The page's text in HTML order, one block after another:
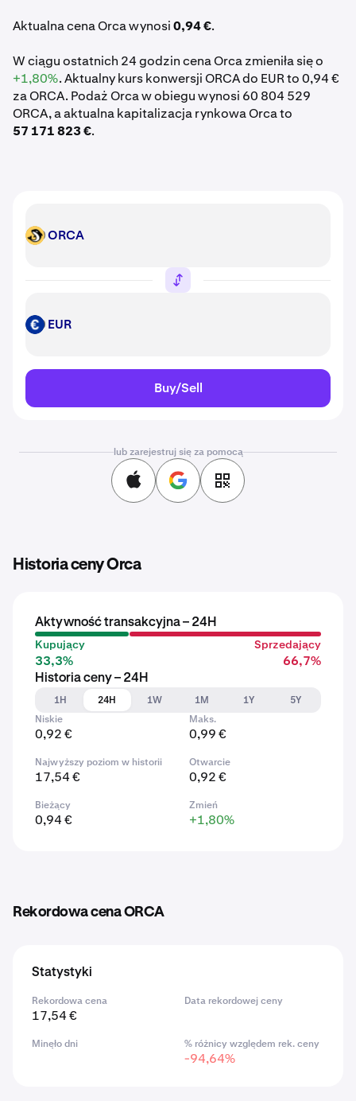
Aktualna cena Orca wynosi0,94 €.
W ciągu ostatnich 24 godzin cena Orca zmieniła się o
+1,80%. Aktualny kurs konwersji ORCA do EUR to 0,94 €
za ORCA. Podaż Orca w obiegu wynosi 60 804 529
ORCA, a aktualna kapitalizacja rynkowa Orca to
57 171 823 €.
ORCA ORCA
EUR EUR
Buy/Sell
lub zarejestruj się za pomocą
Historia ceny Orca
Aktywność transakcyjna – 24H
Kupujący
33,3%
Sprzedający
66,7%
Historia ceny – 24H
1H
24H 1W 1M 1Y
5Y
Niskie
0,92 €
Maks.
0,99 €
Najwyższy poziom w historii
17,54 €
Otwarcie
0,92 €
Bieżący
0,94 €
Zmień
+1,80%
Rekordowa cena ORCA
Statystyki
Rekordowa cena
17,54 €
Data rekordowej ceny
Minęło dni % różnicy względem rek. ceny
-94,64%